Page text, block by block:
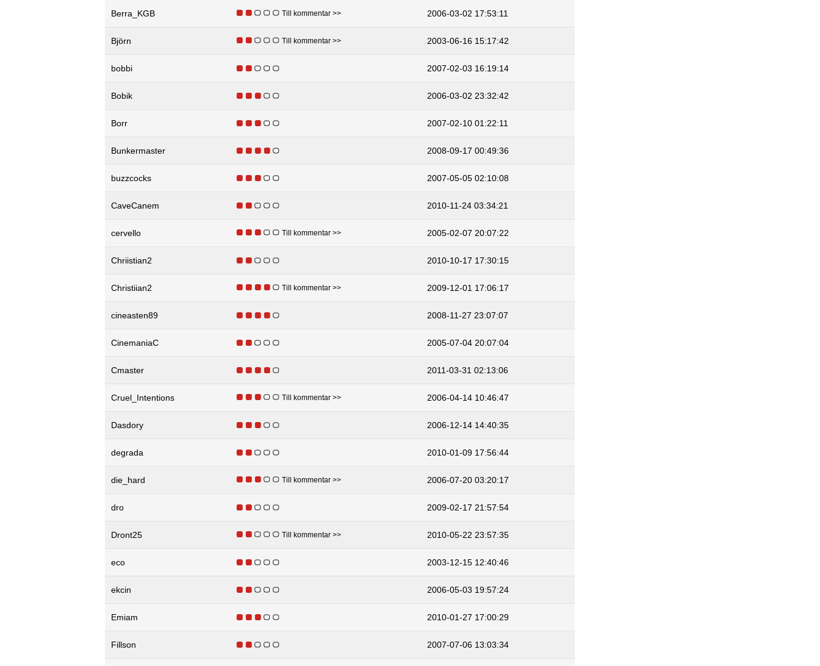
Berra_KGB Till kommentar >> 2006-03-02 17:53:11
Björn Till kommentar >> 2003-06-16 15:17:42
bobbi 2007-02-03 16:19:14
Bobik 2006-03-02 23:32:42
Borr 2007-02-10 01:22:11
Bunkermaster 2008-09-17 00:49:36
buzzcocks 2007-05-05 02:10:08
CaveCanem 2010-11-24 03:34:21
cervello Till kommentar >> 2005-02-07 20:07:22
Chriistian2 2010-10-17 17:30:15
Christiian2 Till kommentar >> 2009-12-01 17:06:17
cineasten89 2008-11-27 23:07:07
CinemaniaC 2005-07-04 20:07:04
Cmaster 2011-03-31 02:13:06
Cruel_Intentions Till kommentar >> 2006-04-14 10:46:47
Dasdory 2006-12-14 14:40:35
degrada 2010-01-09 17:56:44
die_hard Till kommentar >> 2006-07-20 03:20:17
dro 2009-02-17 21:57:54
Dront25 Till kommentar >> 2010-05-22 23:57:35
eco 2003-12-15 12:40:46
ekcin 2006-05-03 19:57:24
Emiam 2010-01-27 17:00:29
Fillson 2007-07-06 13:03:34